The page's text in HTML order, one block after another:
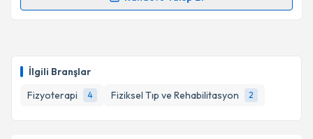
İlgili Branşlar
Fizyoterapi
4 Fiziksel Tıp ve Rehabilitasyon 2
Randevu Takvimi Talebi
takvim hazırlandığında e-posta ile bilgilendireceğiz.
E-posta Adresiniz